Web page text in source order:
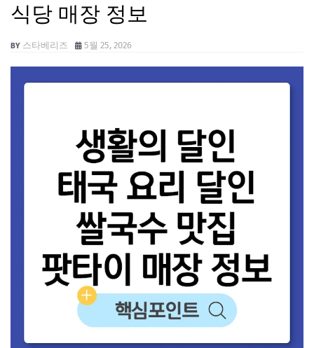
식당 매장 정보
스타베리즈 5월 25, 2026